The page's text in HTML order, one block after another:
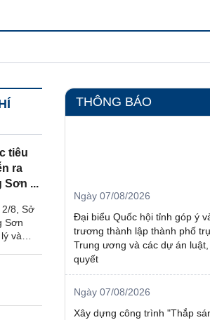
tiêu
ra
Sơn ...
8, Sở
Sơn
và
...
THÔNG BÁO
Đại biểu Quốc hội tỉnh góp ý
trương thành lập thành phố
Trung ương và các dự án luật,
quyết
Ngày 07/08/2026
Xây dựng công trình "Thắp
đường biên - đường cờ Tổ